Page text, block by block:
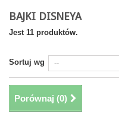
BAJKI DISNEYA
Jest 11 produktów.
Sortuj wg
Porównaj (0)